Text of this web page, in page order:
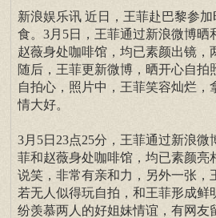
新浪娱乐讯 近日，王菲赴巴黎参
食。3月5日，王菲通过新浪微博
赵薇身处咖啡馆，均已素颜出镜
随后，王菲更新微博，晒开心自
自拍心，照片中，王菲笑容灿烂
情大好。
3月5日23点25分，王菲通过新浪
菲和赵薇身处咖啡馆，均已素颜亮
说笑，非常有亲和力，另外一张，
若无人似得玩自拍，和王菲形成
纷羡慕两人的好姐妹情谊，有网友